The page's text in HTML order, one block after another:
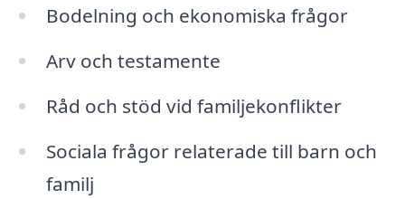
Bodelning och ekonomiska frågor
Arv och testamente
Råd och stöd vid familjekonflikter
Sociala frågor relaterade till barn och
familj